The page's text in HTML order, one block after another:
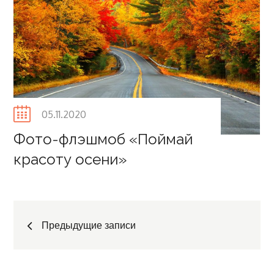
Posted
05.11.2020
Фото-флэшмоб «Поймай
красоту осени»
Навигация
Предыдущие записи